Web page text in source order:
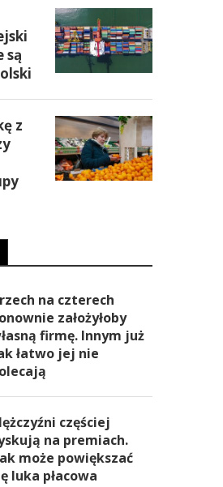
są
z
na czterech
założyłoby
firmę. Innym już
łatwo jej nie
częściej
na premiach.
może powiększać
luka płacowa